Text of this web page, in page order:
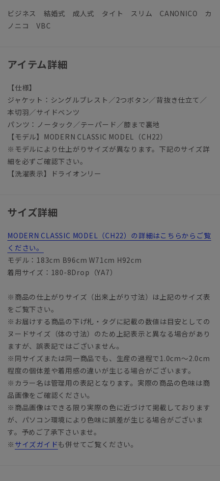
ビジネス 結婚式 成人式 タイト スリム CANONICO カ
ノニコ VBC
アイテム詳細
【仕様】
ジャケット：シングルブレスト／2つボタン／背抜き仕立て／
本切羽／サイドベンツ
パンツ：ノータック／テーパード／膝まで裏地
【モデル】MODERN CLASSIC MODEL（CH22）
※モデルにより仕上がりサイズが異なります。下記のサイズ詳
細を必ずご確認下さい。
【洗濯表示】ドライオンリー
サイズ詳細
MODERN CLASSIC MODEL（CH22）の詳細はこちらからご覧
ください。
モデル：183cm B96cm W71cm H92cm
着用サイズ：180-8Drop（YA7）
※商品の仕上がりサイズ（出来上がり寸法）は上記のサイズ表
をご覧下さい。
※お届けする商品の下げ札・タグに記載の数値は目安としての
ヌードサイズ（体の寸法）のため上記表示と異なる場合があり
ますが、誤表記ではございません。
※同サイズまたは同一商品でも、生産の過程で1.0cm～2.0cm
程度の個体差や着用感の違いが生じる場合がございます。
※カラー名は管理用の表記となります。実際の商品の色味は商
品画像をご確認ください。
※商品画像はできる限り実際の色に近づけて掲載しております
が、パソコン環境により色味に誤差が生じる場合がございま
す。予めご了承下さいませ。
※ サイズガイドも併せてご覧ください。